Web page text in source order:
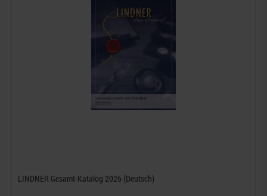
LINDNER Gesamt-Katalog 2026 (Deutsch)